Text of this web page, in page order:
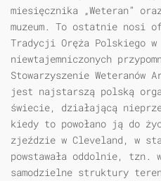
miesięcznika „Weteran”
muzeum. To ostatnie nosi
Tradycji Oręża Polskiego w
niewtajemniczonych
Stowarzyszenie Weteranów
jest najstarszą polską
świecie, działającą
kiedy to powołano ją do
zjeździe w Cleveland, w
powstawała oddolnie, tzn.
samodzielne struktury